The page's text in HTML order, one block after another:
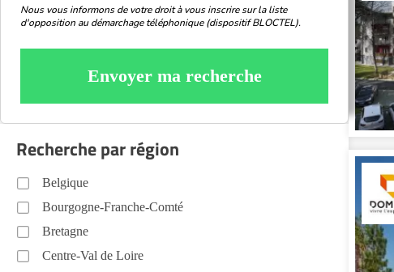
Nous vous informons de votre droit à vous inscrire sur la liste
d'opposition au démarchage téléphonique (dispositif BLOCTEL).
Envoyer ma recherche
Recherche par région
Belgique
Bourgogne-Franche-Comté
Bretagne
Centre-Val de Loire